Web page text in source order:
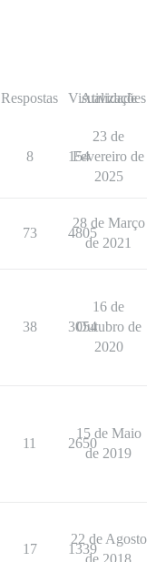
Respostas Visualizações
Atividade
8 154
23 de
Fevereiro de
2025
73 4805
28 de Março
de 2021
38 3054
16 de
Outubro de
2020
11 2650
15 de Maio
de 2019
17 1339
22 de Agosto